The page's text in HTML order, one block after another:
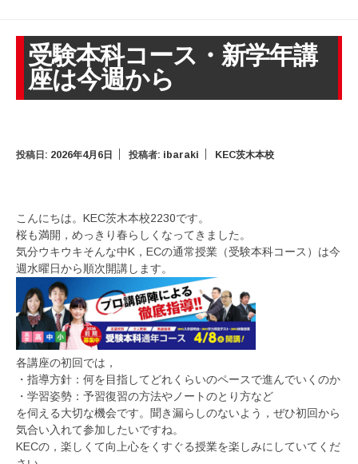
受験本科コース・新学年講
座は今週から
投稿日: 2026年4月6日 投稿者: ibaraki KEC茨木本校
こんにちは。KEC茨木本校2230です。
桜も満開，めっきり春らしくなってきました。
気分ウキウキそんな中K，ECの通常授業（受験本科コース）は今
週水曜日から順次開講します。
各講座の初回では，
・指導方針：何を目指してどれくらいのペースで進んでいくのか
・学習姿勢：予習復習の方法やノートのとり方など
を伺える大切な機会です。聞き漏らしのないよう，ぜひ初回から
気合い入れて参加したいですね。
KECの，楽しくて向上心をくすぐる授業を楽しみにしていてくだ